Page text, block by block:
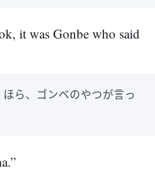
it was Gonbe who said
ら、ゴンベのやつが言っ